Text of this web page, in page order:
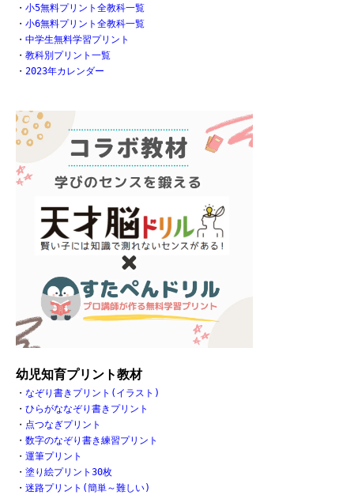
・ 小5無料プリント全教科一覧
・ 小6無料プリント全教科一覧
・ 中学生無料学習プリント
・ 教科別プリント一覧
・ 2023年カレンダー
幼児知育プリント教材
・ なぞり書きプリント(イラスト)
・ ひらがななぞり書きプリント
・ 点つなぎプリント
・ 数字のなぞり書き練習プリント
・ 運筆プリント
・ 塗り絵プリント30枚
・ 迷路プリント(簡単～難しい)